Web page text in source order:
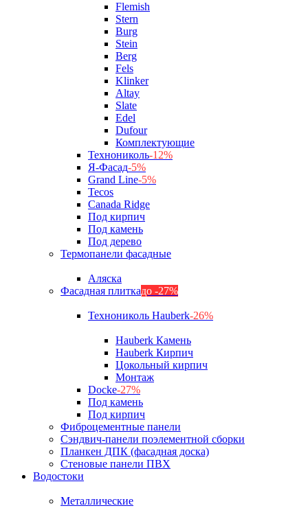
Flemish
Stern
Burg
Stein
Berg
Fels
Klinker
Altay
Slate
Edel
Dufour
Комплектующие
Технониколь-12%
Я-Фасад-5%
Grand Line-5%
Tecos
Canada Ridge
Под кирпич
Под камень
Под дерево
Термопанели фасадные
Аляска
Фасадная плиткадо -27%
Технониколь Hauberk-26%
Hauberk Камень
Hauberk Кирпич
Цокольный кирпич
Монтаж
Docke-27%
Под камень
Под кирпич
Фиброцементные панели
Сэндвич-панели поэлементной сборки
Планкен ДПК (фасадная доска)
Стеновые панели ПВХ
Водостоки
Металлические